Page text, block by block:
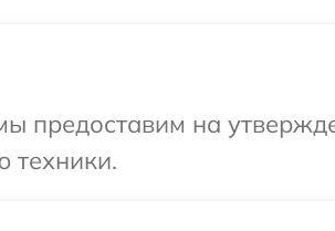
предоставим на
техники.